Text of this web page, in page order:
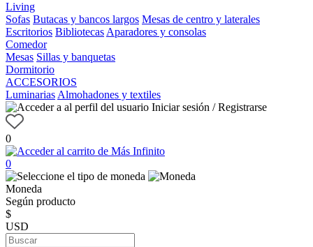
Living
Sofas Butacas y bancos largos Mesas de centro y laterales
Escritorios Bibliotecas Aparadores y consolas
Comedor
Mesas Sillas y banquetas
Dormitorio
ACCESORIOS
Luminarias Almohadones y textiles
Iniciar sesión / Registrarse
0
0
Moneda
Según producto
$
USD